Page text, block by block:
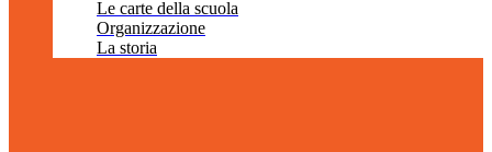
Le carte della scuola
Organizzazione
La storia